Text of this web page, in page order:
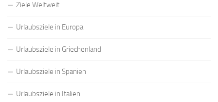
Ziele Weltweit
Urlaubsziele in Europa
Urlaubsziele in Griechenland
Urlaubsziele in Spanien
Urlaubsziele in Italien